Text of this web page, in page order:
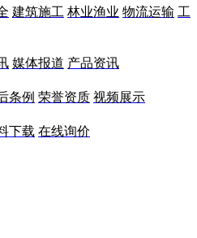
建筑施工 林业渔业 物流运输 工
媒体报道 产品资讯
条例 荣誉资质 视频展示
下载 在线询价